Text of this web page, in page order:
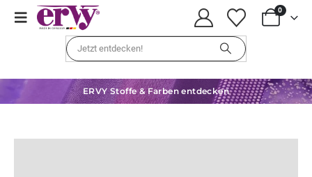
0
ERVY Stoffe & Farben entdecken